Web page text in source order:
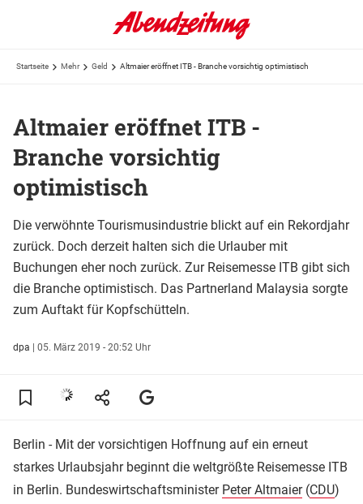
Startseite Mehr Geld Altmaier eröffnet ITB - Branche vorsichtig optimistisch
Altmaier eröffnet ITB -
Branche vorsichtig
optimistisch
Die verwöhnte Tourismusindustrie blickt auf ein Rekordjahr
zurück. Doch derzeit halten sich die Urlauber mit
Buchungen eher noch zurück. Zur Reisemesse ITB gibt sich
die Branche optimistisch. Das Partnerland Malaysia sorgte
zum Auftakt für Kopfschütteln.
dpa | 05. März 2019 - 20:52 Uhr
Berlin - Mit der vorsichtigen Hoffnung auf ein erneut
starkes Urlaubsjahr beginnt die weltgrößte Reisemesse ITB
in Berlin. Bundeswirtschaftsminister Peter Altmaier(CDU)